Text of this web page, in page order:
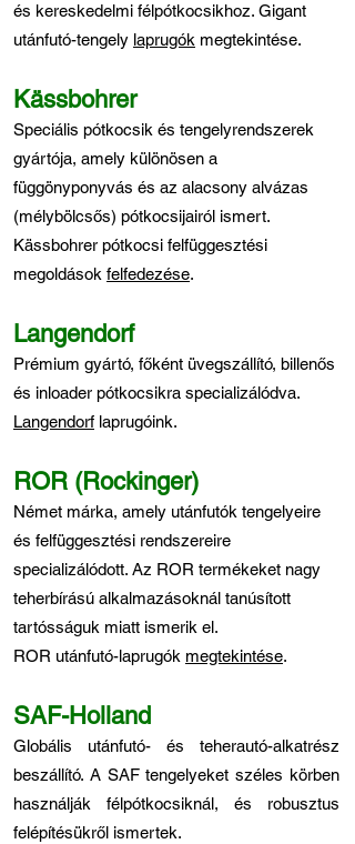
és kereskedelmi félpótkocsikhoz. Gigant
utánfutó-tengely laprugók megtekintése.
Kässbohrer
Speciális pótkocsik és tengelyrendszerek
gyártója, amely különösen a
függönyponyvás és az alacsony alvázas
(mélybölcsős) pótkocsijairól ismert.
Kässbohrer pótkocsi felfüggesztési
megoldások felfedezése.
Langendorf
Prémium gyártó, főként üvegszállító, billenős
és inloader pótkocsikra specializálódva.
Langendorf laprugóink.
ROR (Rockinger)
Német márka, amely utánfutók tengelyeire
és felfüggesztési rendszereire
specializálódott. Az ROR termékeket nagy
teherbírású alkalmazásoknál tanúsított
tartósságuk miatt ismerik el.
ROR utánfutó-laprugók megtekintése.
SAF-Holland
Globális utánfutó- és teherautó-alkatrész
beszállító. A SAF tengelyeket széles körben
használják félpótkocsiknál, és robusztus
felépítésükről ismertek.